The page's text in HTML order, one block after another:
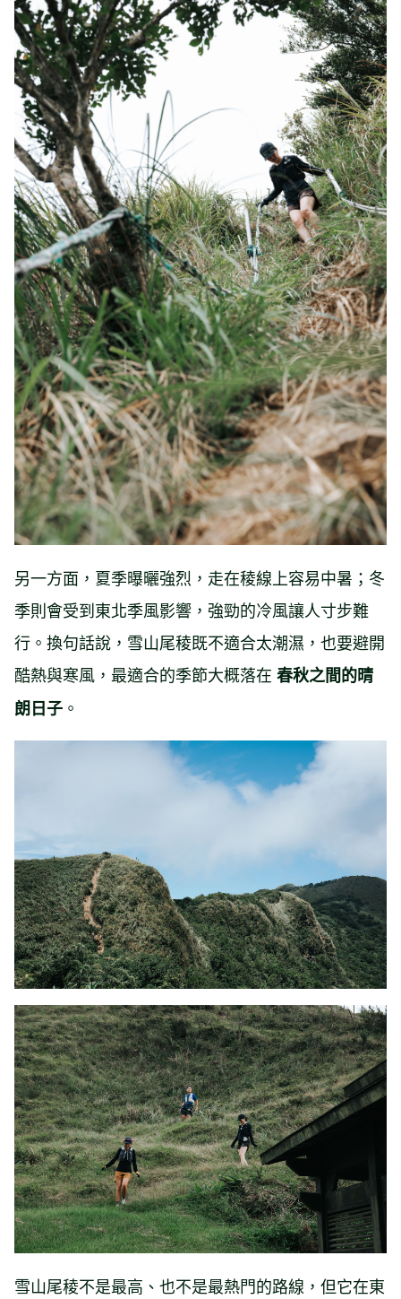
另一方面，夏季曝曬強烈，走在稜線上容易中暑；冬
季則會受到東北季風影響，強勁的冷風讓人寸步難
行。換句話說，雪山尾稜既不適合太潮濕，也要避開
酷熱與寒風，最適合的季節大概落在 春秋之間的晴
朗日子 。
雪山尾稜不是最高、也不是最熱門的路線，但它在東